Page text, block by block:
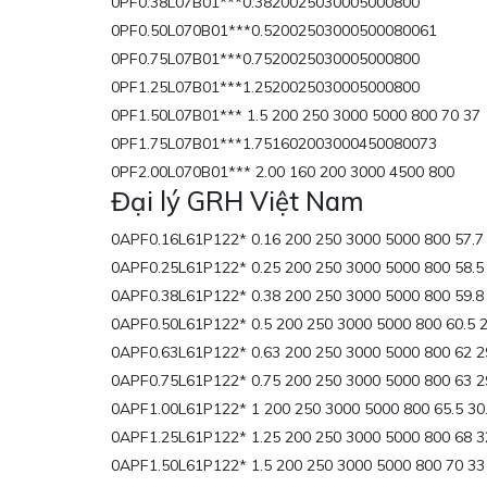
0PF0.50L070B01***0.52002503000500080061
0PF0.75L07B01***0.7520025030005000800
0PF1.25L07B01***1.2520025030005000800
0PF1.50L07B01*** 1.5 200 250 3000 5000 800 70 37
0PF1.75L07B01***1.751602003000450080073
0PF2.00L070B01*** 2.00 160 200 3000 4500 800
Đại lý GRH Việt Nam
0APF0.16L61P122* 0.16 200 250 3000 5000 800 57.7
0APF0.25L61P122* 0.25 200 250 3000 5000 800 58.5
0APF0.38L61P122* 0.38 200 250 3000 5000 800 59.8
0APF0.50L61P122* 0.5 200 250 3000 5000 800 60.5
0APF0.63L61P122* 0.63 200 250 3000 5000 800 62
0APF0.75L61P122* 0.75 200 250 3000 5000 800 63
0APF1.00L61P122* 1 200 250 3000 5000 800 65.5
0APF1.25L61P122* 1.25 200 250 3000 5000 800 68
0APF1.50L61P122* 1.5 200 250 3000 5000 800 70 33